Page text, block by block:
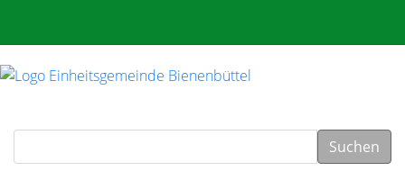
Suchen